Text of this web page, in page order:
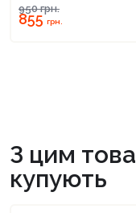
950грн.
855грн.
З цим
купують